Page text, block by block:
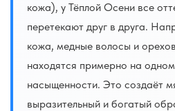
кожа), у Тёплой Осени все
перетекают друг в друга.
кожа, медные волосы и
находятся примерно на
насыщенности. Это создаёт
выразительный и богатый